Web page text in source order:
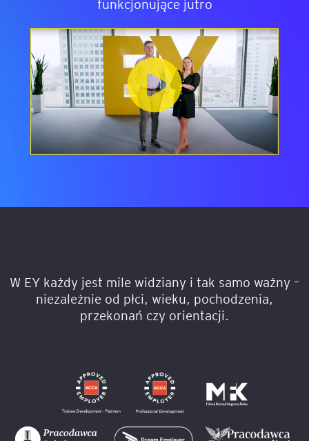
funkcjonujące jutro
W EY każdy jest mile widziany i tak samo ważny –
niezależnie od płci, wieku, pochodzenia,
przekonań czy orientacji.